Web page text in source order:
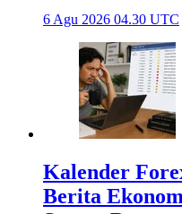
6 Agu 2026 04.30 UTC
Kalender
Berita